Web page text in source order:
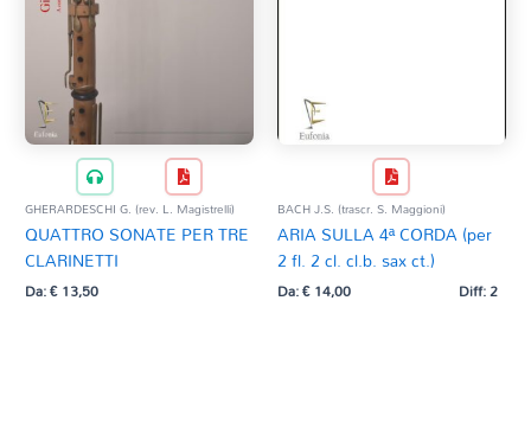
GHERARDESCHI G. (rev. L. Magistrelli)
QUATTRO SONATE PER TRE
CLARINETTI
Da:€13,50
BACH J.S. (trascr. S. Maggioni)
ARIA SULLA 4ª CORDA (per
2 fl. 2 cl. cl.b. sax ct.)
Da:€14,00 Diff: 2